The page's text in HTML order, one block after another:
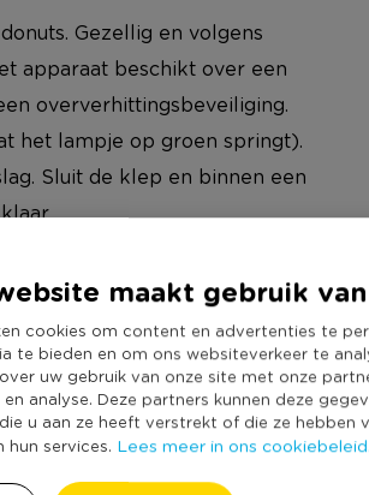
maakt gebruik
cookies om content en advertenties te
te bieden en om ons websiteverkeer te
uw gebruik van onze site met onze
analyse. Deze partners kunnen deze
u aan ze heeft verstrekt of die ze hebben
hun services. Lees meer in ons cookiebeleid.
Gezellig en volgens
apparaat beschikt over een
oververhittingsbeveiliging.
het lampje op groen springt).
Sluit de klep en binnen een
heeft heel veel superleuke
te maken. Van glitters tot
Bekijk het hele
Xenos winkel bij jou in de